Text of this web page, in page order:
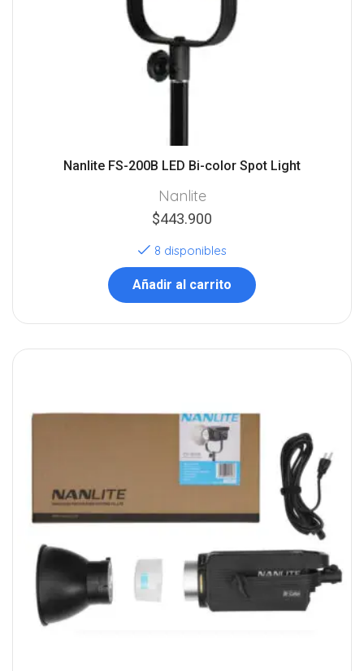
Nanlite FS-200B LED Bi-color Spot Light
Nanlite
$443.900
8 disponibles
Añadir al carrito